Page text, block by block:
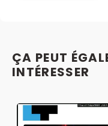
ÇA PEUT
INTÉRESSER